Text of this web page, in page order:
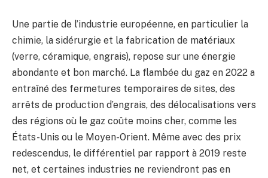
Une partie de l’industrie européenne, en particulier la
chimie, la sidérurgie et la fabrication de matériaux
(verre, céramique, engrais), repose sur une énergie
abondante et bon marché. La flambée du gaz en 2022 a
entraîné des fermetures temporaires de sites, des
arrêts de production d’engrais, des délocalisations vers
des régions où le gaz coûte moins cher, comme les
États-Unis ou le Moyen-Orient. Même avec des prix
redescendus, le différentiel par rapport à 2019 reste
net, et certaines industries ne reviendront pas en